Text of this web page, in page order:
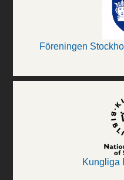
Föreningen
Kungliga